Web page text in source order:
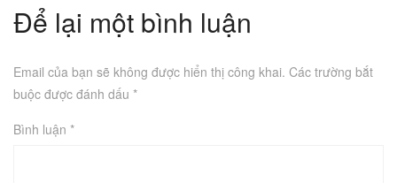
Để lại một bình luận
Email của bạn sẽ không được hiển thị công khai. Các trường bắt
buộc được đánh dấu *
Bình luận *